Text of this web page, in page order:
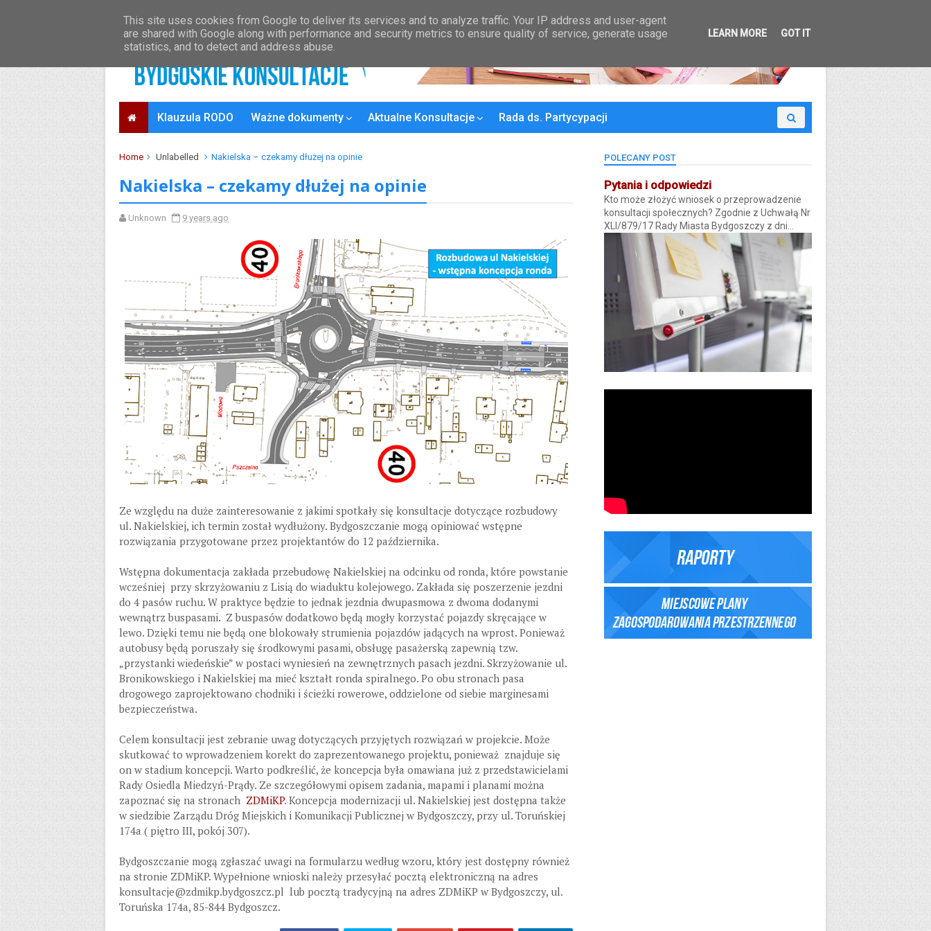
Klauzula RODO Ważne dokumenty Aktualne Konsultacje Rada ds. Partycypacji
Home Unlabelled Nakielska – czekamy dłużej na opinie
Nakielska – czekamy dłużej na opinie
Unknown 9 years ago
Ze względu na duże zainteresowanie z jakimi spotkały się konsultacje dotyczące rozbudowy
ul. Nakielskiej, ich termin został wydłużony. Bydgoszczanie mogą opiniować wstępne
rozwiązania przygotowane przez projektantów do 12 października.
Wstępna dokumentacja zakłada przebudowę Nakielskiej na odcinku od ronda, które powstanie
wcześniej przy skrzyżowaniu z Lisią do wiaduktu kolejowego. Zakłada się poszerzenie jezdni
do 4 pasów ruchu. W praktyce będzie to jednak jezdnia dwupasmowa z dwoma dodanymi
wewnątrz buspasami. Z buspasów dodatkowo będą mogły korzystać pojazdy skręcające w
lewo. Dzięki temu nie będą one blokowały strumienia pojazdów jadących na wprost. Ponieważ
autobusy będą poruszały się środkowymi pasami, obsługę pasażerską zapewnią tzw.
„przystanki wiedeńskie” w postaci wyniesień na zewnętrznych pasach jezdni. Skrzyżowanie ul.
Bronikowskiego i Nakielskiej ma mieć kształt ronda spiralnego. Po obu stronach pasa
drogowego zaprojektowano chodniki i ścieżki rowerowe, oddzielone od siebie marginesami
bezpieczeństwa.
Celem konsultacji jest zebranie uwag dotyczących przyjętych rozwiązań w projekcie. Może
skutkować to wprowadzeniem korekt do zaprezentowanego projektu, ponieważ znajduje się
on w stadium koncepcji. Warto podkreślić, że koncepcja była omawiana już z przedstawicielami
Rady Osiedla Miedzyń-Prądy. Ze szczegółowymi opisem zadania, mapami i planami można
zapoznać się na stronach ZDMiKP. Koncepcja modernizacji ul. Nakielskiej jest dostępna także
w siedzibie Zarządu Dróg Miejskich i Komunikacji Publicznej w Bydgoszczy, przy ul. Toruńskiej
174a ( piętro III, pokój 307).
Bydgoszczanie mogą zgłaszać uwagi na formularzu według wzoru, który jest dostępny również
na stronie ZDMiKP. Wypełnione wnioski należy przesyłać pocztą elektroniczną na adres
konsultacje@zdmikp.bydgoszcz.pl lub pocztą tradycyjną na adres ZDMiKP w Bydgoszczy, ul.
Toruńska 174a, 85-844 Bydgoszcz.
POLECANY POST
Pytania i odpowiedzi
Kto może złożyć wniosek o przeprowadzenie
konsultacji społecznych? Zgodnie z Uchwałą Nr
XLI/879/17 Rady Miasta Bydgoszczy z dni...
This site uses cookies from Google to deliver its services and to analyze traffic. Your IP address and user-agent
are shared with Google along with performance and security metrics to ensure quality of service, generate usage
statistics, and to detect and address abuse.
LEARN MORE GOT IT